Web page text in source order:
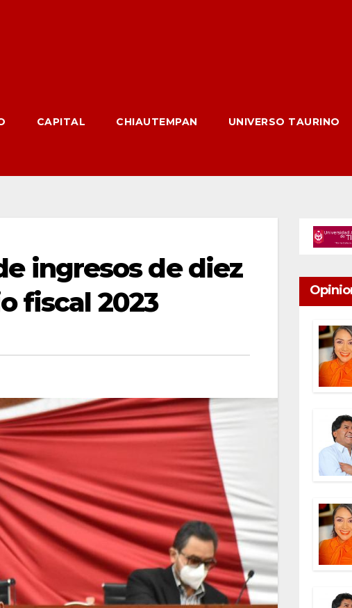
CAPITAL CHIAUTEMPAN UNIVERSO TAURINO
ingresos de diez
fiscal 2023